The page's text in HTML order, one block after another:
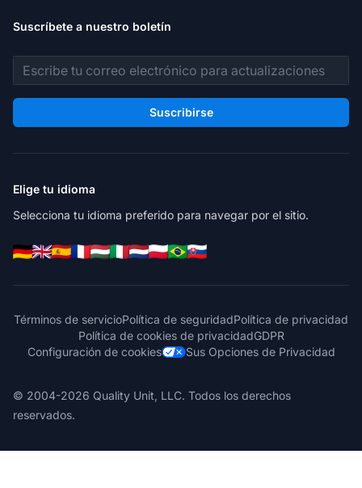
Suscríbete a nuestro boletín
Dirección de correo electrónico
Suscribirse
Elige tu idioma
Selecciona tu idioma preferido para navegar por el sitio.
Términos de servicioPolítica de seguridadPolítica de privacidad
Política de cookies de privacidadGDPR
Configuración de cookies
Sus Opciones de Privacidad
© 2004-2026 Quality Unit, LLC. Todos los derechos
reservados.